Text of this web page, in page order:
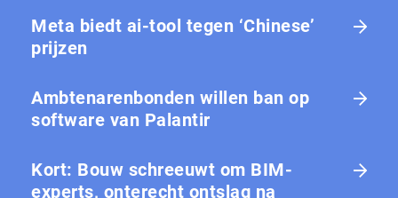
Meta biedt ai-tool tegen ‘Chinese’
prijzen
Ambtenarenbonden willen ban op
software van Palantir
Kort: Bouw schreeuwt om BIM-
experts, onterecht ontslag na